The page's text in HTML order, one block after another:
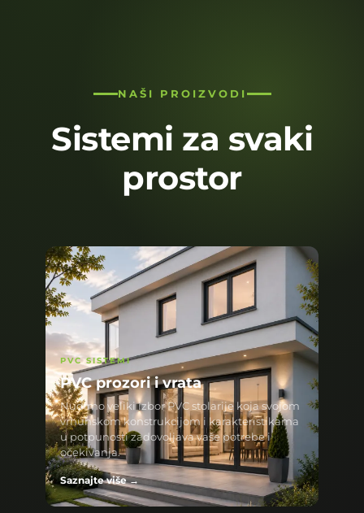
NAŠI PROIZVODI
Sistemi za svaki
prostor
PVC SISTEMI
PVC prozori i vrata
Nudimo veliki izbor PVC stolarije koja svojom
vrhunskom konstrukcijom i karakteristikama
u potpunosti zadovoljava vaše potrebe i
očekivanja.
Saznajte više →